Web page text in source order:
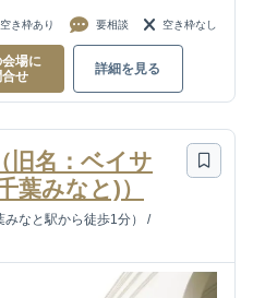
空き枠あり 要相談 空き枠なし
会場に
合せ
詳細を見る
旧名：ベイサ
葉みなと)）
なと駅から徒歩1分）
/